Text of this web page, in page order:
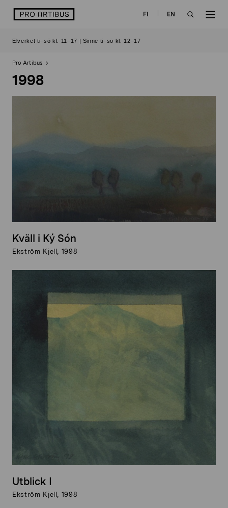
logo FI
EN
Elverket ti–sö kl. 11–17 | Sinne ti–sö kl. 12–17
Pro Artibus
1998
Kväll i Ký Són
Ekström Kjell, 1998
Utblick I
Ekström Kjell, 1998